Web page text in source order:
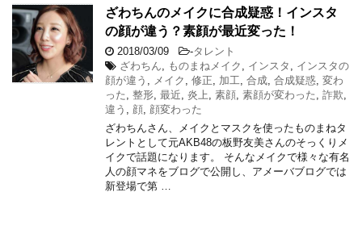
ざわちんのメイクに合成疑惑！インスタ
の顔が違う？素顔が最近変った！
2018/03/09 -タレント
ざわちん
ものまねメイク インスタ
インスタの
顔が違う
メイク 修正 加工 合成 合成疑惑 変わ
った 整形 最近 炎上 素顔 素顔が変わった 詐欺
違う
顔 顔変わった
ざわちんさん、メイクとマスクを使ったものまねタ
レントとして元AKB48の板野友美さんのそっくりメ
イクで話題になります。 そんなメイクで様々な有名
人の顔マネをブログで公開し、アメーバブログでは
新登場で第 …